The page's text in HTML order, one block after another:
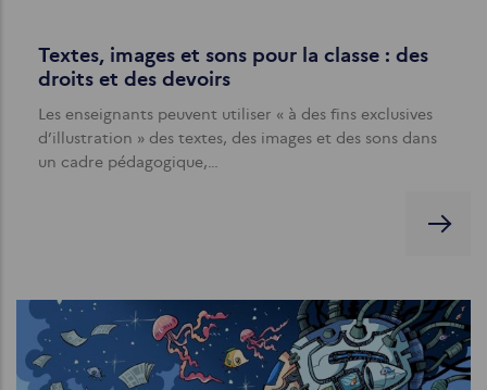
Textes, images et sons pour la classe : des
droits et des devoirs
Les enseignants peuvent utiliser « à des fins exclusives
d’illustration » des textes, des images et des sons dans
un cadre pédagogique,…